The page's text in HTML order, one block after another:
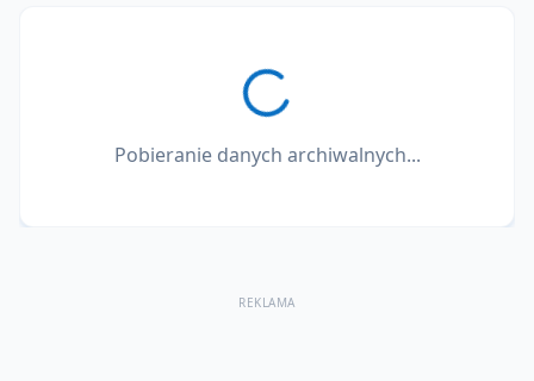
Pobieranie danych archiwalnych...
REKLAMA